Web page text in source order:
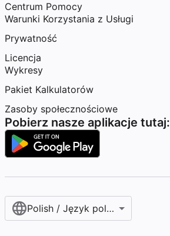
Centrum Pomocy
Warunki Korzystania z Usługi
Prywatność
Licencja
Wykresy
Pakiet Kalkulatorów
Zasoby społecznościowe
Pobierz nasze aplikacje tutaj:
Polish / Język polski‎